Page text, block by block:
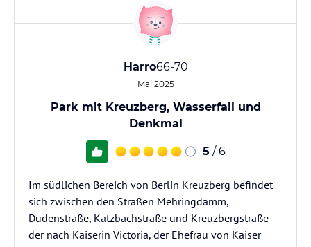
Harro66-70
Mai 2025
Park mit Kreuzberg, Wasserfall und
Denkmal
5 / 6
Im südlichen Bereich von Berlin Kreuzberg befindet
sich zwischen den Straßen Mehringdamm,
Dudenstraße, Katzbachstraße und Kreuzbergstraße
der nach Kaiserin Victoria, der Ehefrau von Kaiser